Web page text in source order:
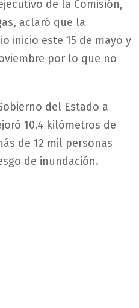
de la Comisión,
aclaró que la
inicio este 15 de mayo y
por lo que no
del Estado a
10.4 kilómetros de
de 12 mil personas
de inundación.